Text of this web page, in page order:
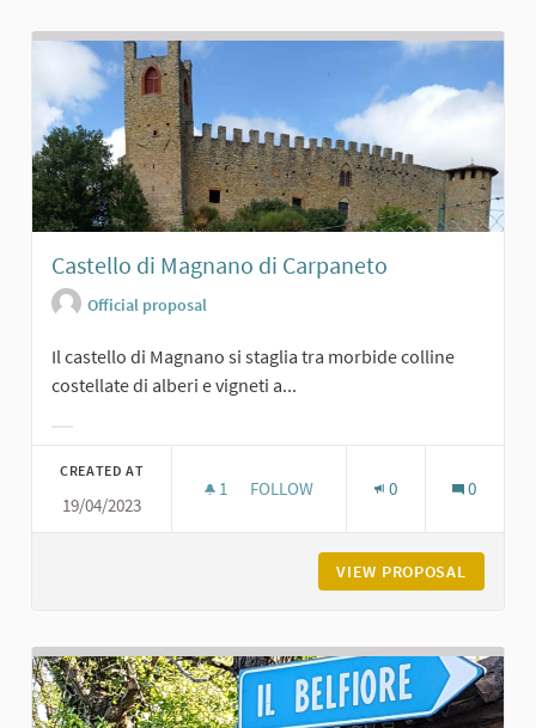
Castello di Magnano di Carpaneto
Official proposal
Il castello di Magnano si staglia tra morbide colline
costellate di alberi e vigneti a...
CREATED AT
19/04/2023
1 1 FOLLOWER
FOLLOW 0 0
VIEW PROPOSAL